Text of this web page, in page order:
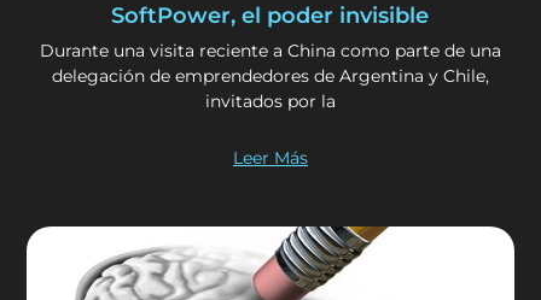
SoftPower, el poder invisible
Durante una visita reciente a China como parte de una
delegación de emprendedores de Argentina y Chile,
invitados por la
Leer Más